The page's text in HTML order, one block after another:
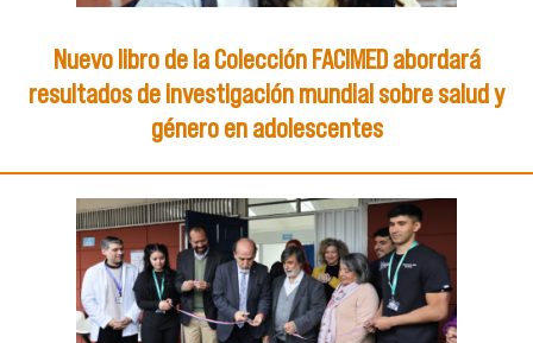
Nuevo libro de la Colección FACIMED abordará
resultados de investigación mundial sobre salud y
género en adolescentes